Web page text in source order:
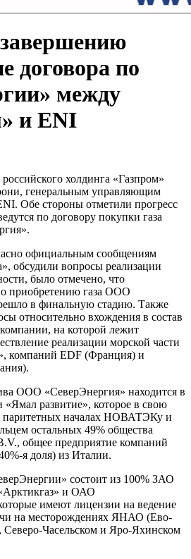
договора по
между
и ENI
холдинга «Газпром»
генеральным управляющим
Обе стороны отметили прогресс
по договору покупки газа
официальным сообщениям
обсудили вопросы реализации
было отмечено, что
приобретению газа ООО
в финальную стадию. Также
относительно вхождения в состав
на которой лежит
реализации морской части
компаний EDF (Франция) и
ООО «СеверЭнергия» находится в
«Ямал развитие», которое в свою
паритетных началах НОВАТЭКу и
остальных 49% общества
общее предприятие компаний
я доля) из Италии.
состоит из 100% ЗАО
и ОАО
имеют лицензии на ведение
на месторождениях ЯНАО (Ево-
Часельском и Яро-Яхинском